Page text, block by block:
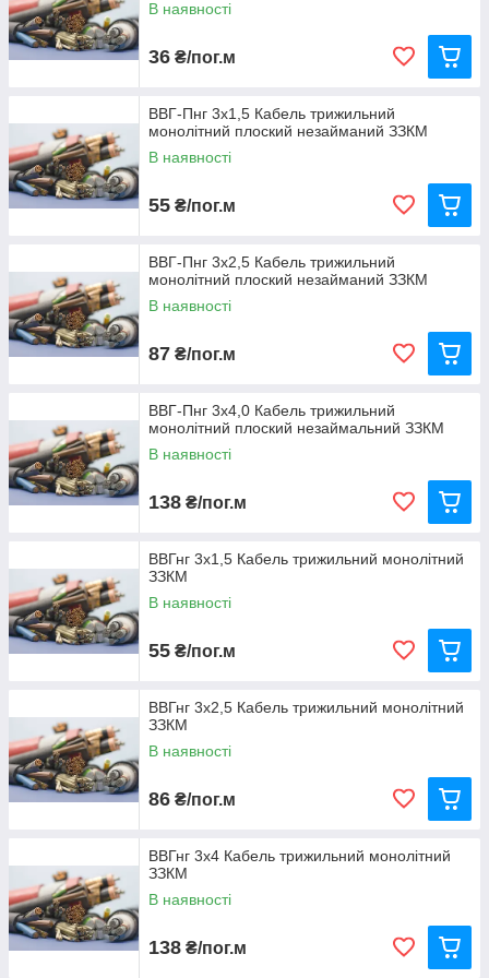
В наявності
36 ₴/пог.м
ВВГ-Пнг 3х1,5 Кабель трижильний
монолітний плоский незайманий ЗЗКМ
В наявності
55 ₴/пог.м
ВВГ-Пнг 3х2,5 Кабель трижильний
монолітний плоский незайманий ЗЗКМ
В наявності
87 ₴/пог.м
ВВГ-Пнг 3х4,0 Кабель трижильний
монолітний плоский незаймальний ЗЗКМ
В наявності
138 ₴/пог.м
ВВГнг 3х1,5 Кабель трижильний монолітний
ЗЗКМ
В наявності
55 ₴/пог.м
ВВГнг 3х2,5 Кабель трижильний монолітний
ЗЗКМ
В наявності
86 ₴/пог.м
ВВГнг 3х4 Кабель трижильний монолітний
ЗЗКМ
В наявності
138 ₴/пог.м